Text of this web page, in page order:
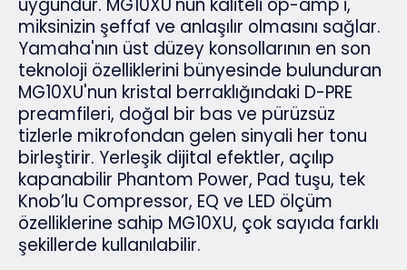
uygundur. MG10XU'nun kaliteli op-amp'i,
miksinizin şeffaf ve anlaşılır olmasını sağlar.
Yamaha'nın üst düzey konsollarının en son
teknoloji özelliklerini bünyesinde bulunduran
MG10XU'nun kristal berraklığındaki D-PRE
preamfileri, doğal bir bas ve pürüzsüz
tizlerle mikrofondan gelen sinyali her tonu
birleştirir. Yerleşik dijital efektler, açılıp
kapanabilir Phantom Power, Pad tuşu, tek
Knob’lu Compressor, EQ ve LED ölçüm
özelliklerine sahip MG10XU, çok sayıda farklı
şekillerde kullanılabilir.